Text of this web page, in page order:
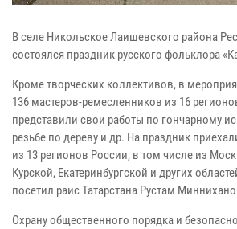
В селе Никольское Лаишевского района
состоялся праздник русского фольклора
Кроме творческих коллективов, в
136 мастеров-ремесленников из 16
представили свои работы по гончарному
резьбе по дереву и др. На праздник
из 13 регионов России, в том числе из
Курской, Екатеринбургской и других
посетил раис Татарстана Рустам
Охрану общественного порядка и